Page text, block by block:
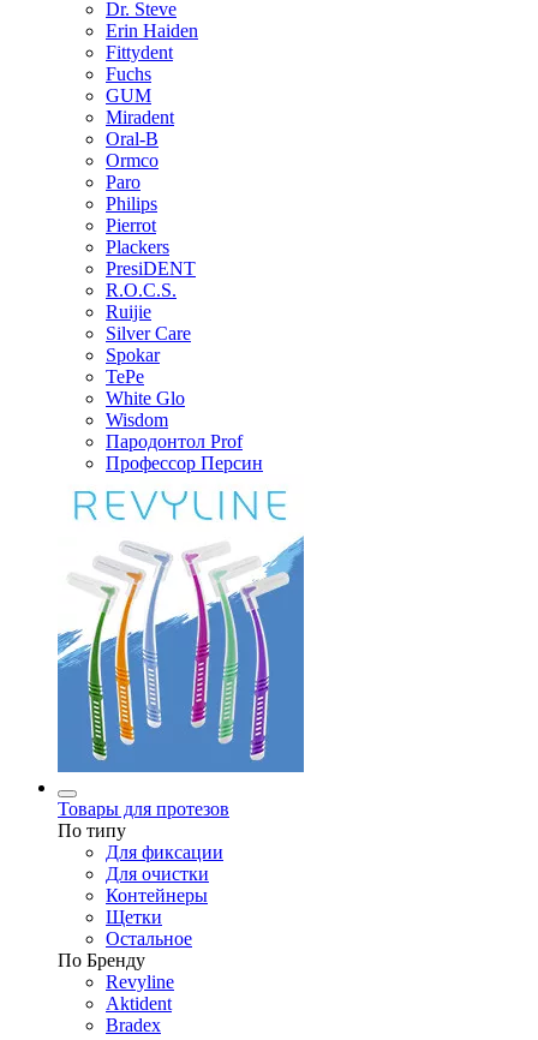
Dr. Steve
Erin Haiden
Fittydent
Fuchs
GUM
Miradent
Oral-B
Ormco
Paro
Philips
Pierrot
Plackers
PresiDENT
R.O.C.S.
Ruijie
Silver Care
Spokar
TePe
White Glo
Wisdom
Пародонтол Prof
Профессор Персин
Товары для протезов
По типу
Для фиксации
Для очистки
Контейнеры
Щетки
Остальное
По Бренду
Revyline
Aktident
Bradex